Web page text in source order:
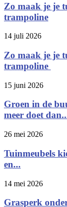
Zo maak je je
trampoline
14 juli 2026
Zo maak je je
trampoline
15 juni 2026
Groen in de
meer doet
26 mei 2026
Tuinmeubels
en...
14 mei 2026
Grasperk